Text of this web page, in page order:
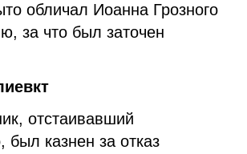
обличал Иоанна Грозного
за что был заточен
отстаивавший
был казнен за отказ